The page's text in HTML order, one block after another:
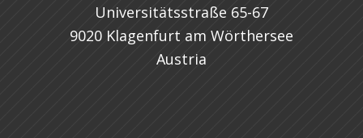
Universitätsstraße 65-67
9020 Klagenfurt am Wörthersee
Austria